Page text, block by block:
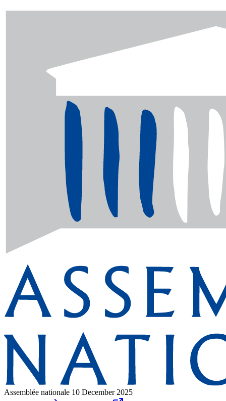
Assemblée nationale 10 December 2025